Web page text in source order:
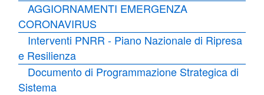
AGGIORNAMENTI EMERGENZA
CORONAVIRUS
Interventi PNRR - Piano Nazionale di Ripresa
e Resilienza
Documento di Programmazione Strategica di
Sistema